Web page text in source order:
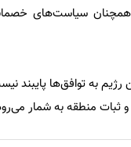
سیاست‌های
به توافق‌ها پایبند
ثبات منطقه به شمار